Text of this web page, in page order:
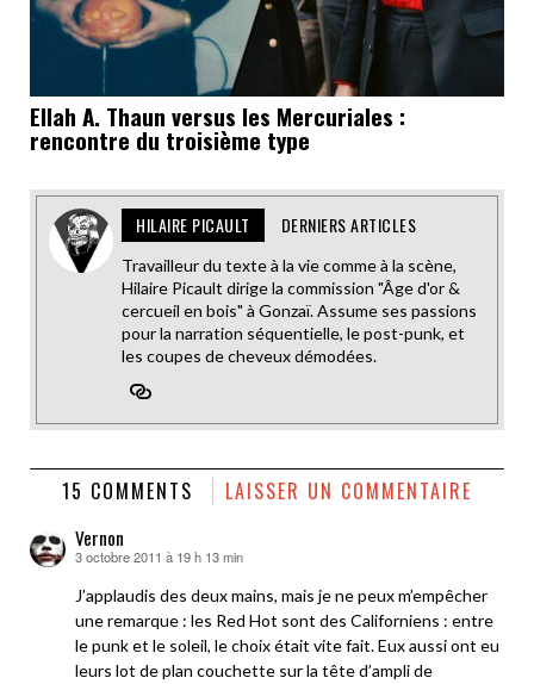
Ellah A. Thaun versus les Mercuriales :
rencontre du troisième type
HILAIRE PICAULT DERNIERS ARTICLES
Travailleur du texte à la vie comme à la scène,
Hilaire Picault dirige la commission "Âge d'or &
cercueil en bois" à Gonzaï. Assume ses passions
pour la narration séquentielle, le post-punk, et
les coupes de cheveux démodées.
15 COMMENTS LAISSER UN COMMENTAIRE
Vernon
dit :
3 octobre 2011 à 19 h 13 min
J’applaudis des deux mains, mais je ne peux m’empêcher
une remarque : les Red Hot sont des Californiens : entre
le punk et le soleil, le choix était vite fait. Eux aussi ont eu
leurs lot de plan couchette sur la tête d’ampli de